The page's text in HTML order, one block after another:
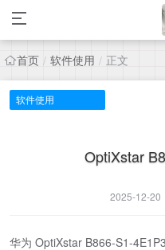
首页 / 软件使用 / 正文
软件使用
OptiXstar
2025-12-20
华为 OptiXstar B866-S1-